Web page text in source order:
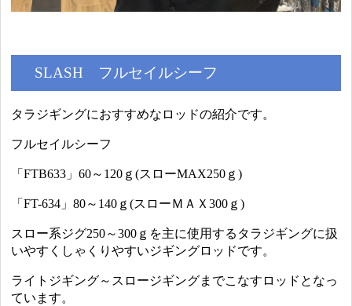
SLASH フルセイルシーフ
タラジギングにおすすめなロッドの紹介です。
フルセイルシーフ
「FTB633」60～120ｇ(スローMAX250ｇ)
「FT-634」80～140ｇ(スローＭＡＸ300ｇ)
スロー系ジグ250～300ｇを主に使用するタラジギングに扱
いやすくしゃくりやすいジギングロッドです。
ライトジギング～スロージギングまでこなすロッドとなっ
ています。